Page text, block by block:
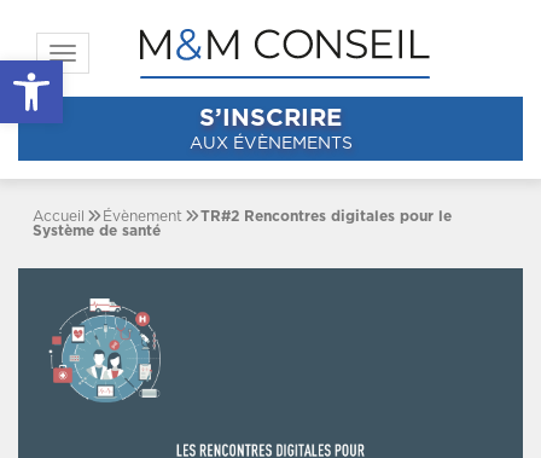
Ouvrir la barre d’outils
Toggle navigation
S’INSCRIRE
AUX ÉVÈNEMENTS
Accueil Évènement
TR#2 Rencontres digitales pour le
Système de santé